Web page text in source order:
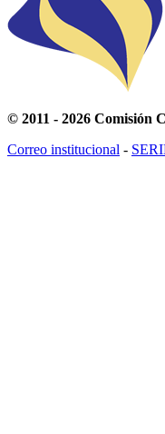
© 2011 - 2026 Comisión
Correo institucional -